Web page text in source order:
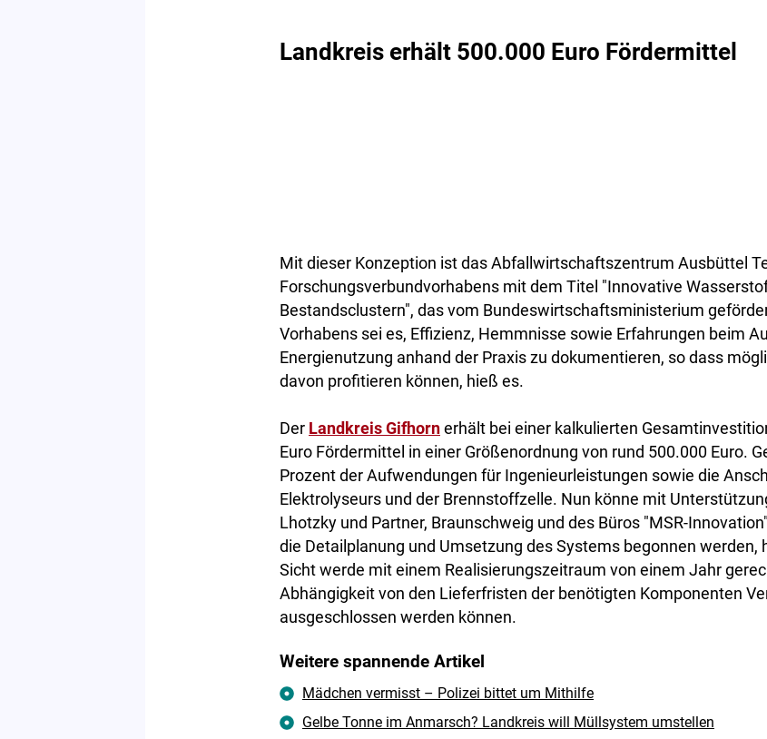
Landkreis erhält 500.000 Euro Fördermittel
Mit dieser Konzeption ist das Abfallwirtschaftszentrum Ausbüttel
Forschungsverbundvorhabens mit dem Titel "Innovative
Bestandsclustern", das vom Bundeswirtschaftsministerium
Vorhabens sei es, Effizienz, Hemmnisse sowie Erfahrungen beim
Energienutzung anhand der Praxis zu dokumentieren, so dass
davon profitieren können, hieß es.
Der Landkreis Gifhorn erhält bei einer kalkulierten
Euro Fördermittel in einer Größenordnung von rund 500.000 Euro.
Prozent der Aufwendungen für Ingenieurleistungen sowie die
Elektrolyseurs und der Brennstoffzelle. Nun könne mit
Lhotzky und Partner, Braunschweig und des Büros "MSR-
die Detailplanung und Umsetzung des Systems begonnen werden,
Sicht werde mit einem Realisierungszeitraum von einem Jahr
Abhängigkeit von den Lieferfristen der benötigten Komponenten
ausgeschlossen werden können.
Weitere spannende Artikel
Mädchen vermisst – Polizei bittet um Mithilfe
Gelbe Tonne im Anmarsch? Landkreis will Müllsystem umstellen